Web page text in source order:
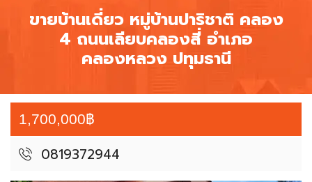
ขายบ้านเดี่ยว หมู่บ้านปาริชาติ คลอง
4 ถนนเลียบคลองสี่ อำเภอ
คลองหลวง ปทุมธานี
1,700,000฿
0819372944